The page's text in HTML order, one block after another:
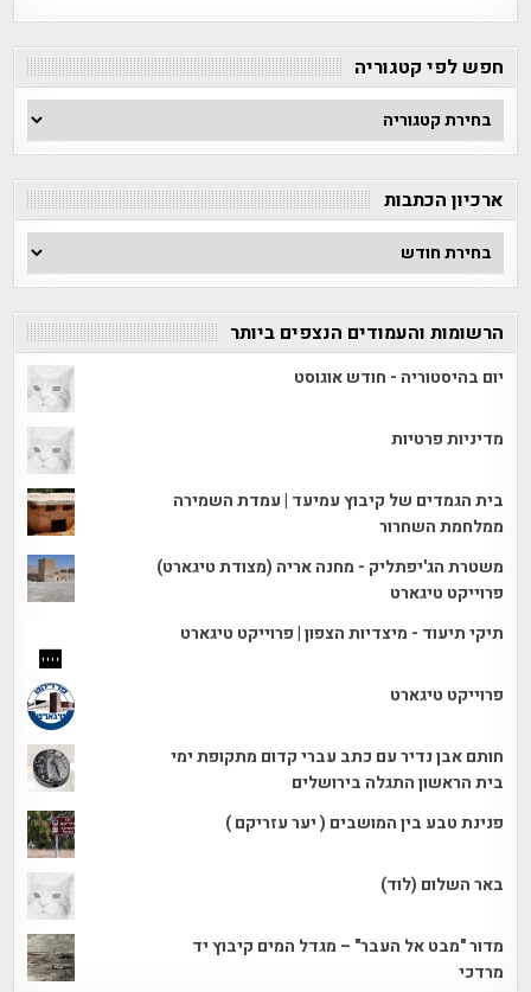
חפש לפי קטגוריה
חפש
לפי
ארכיון הכתבות
ארכיון
הכתבות
הרשומות והעמודים הנצפים ביותר
יום בהיסטוריה - חודש אוגוסט
מדיניות פרטיות
בית הגמדים של קיבוץ עמיעד | עמדת השמירה
ממלחמת השחרור
משטרת הג'יפתליק - מחנה אריה (מצודת טיגארט)
פרוייקט טיגארט
תיקי תיעוד - מיצדיות הצפון | פרוייקט טיגארט
פרוייקט טיגארט
חותם אבן נדיר עם כתב עברי קדום מתקופת ימי
בית הראשון התגלה בירושלים
פנינת טבע בין המושבים ( יער עזריקם )
באר השלום (לוד)
מדור "מבט אל העבר" – מגדל המים קיבוץ יד
מרדכי